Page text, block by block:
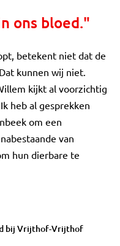
ons bloed."
betekent niet dat de
kunnen wij niet.
kijkt al voorzichtig
heb al gesprekken
om een
van
hun dierbare te
bij Vrijthof-Vrijthof